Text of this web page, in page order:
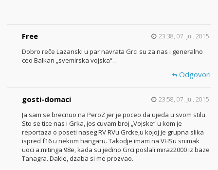
Free 23:38, 07. jul. 2015.
Dobro reče Lazanski u par navrata Grci su za nas i generalno
ceo Balkan „svemirska vojska“…
Odgovori
gosti-domaci 23:58, 07. jul. 2015.
Ja sam se brecnuo na PeroZ jer je poceo da ujeda u svom stilu.
Sto se tice nas i Grka, jos cuvam broj „Vojske“ u kom je
reportaza o poseti naseg RV RVu Grcke,u kojoj je grupna slika
ispred f16 u nekom hangaru. Takodje imam na VHSu snimak
uoci a.mitinga 98e, kada su jedino Grci poslali miraz2000 iz baze
Tanagra. Dakle, dzaba si me prozvao.